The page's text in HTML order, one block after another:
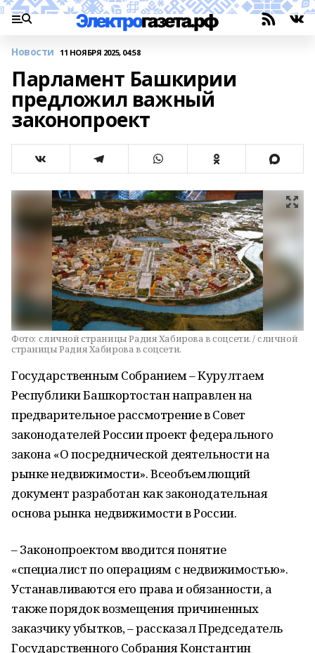
Новости 11 НОЯБРЯ 2025, 04:58
Парламент Башкирии
предложил важный
законопроект
Фото: c личной страницы Радия Хабирова в соцсети. / c личной
страницы Радия Хабирова в соцсети.
Государственным Собранием – Курултаем
Республики Башкортостан направлен на
предварительное рассмотрение в Совет
законодателей России проект федерального
закона «О посреднической деятельности на
рынке недвижимости». Всеобъемлющий
документ разработан как законодательная
основа рынка недвижимости в России.
– Законопроектом вводится понятие
«специалист по операциям с недвижимостью».
Устанавливаются его права и обязанности, а
также порядок возмещения причиненных
заказчику убытков, – рассказал Председатель
Государственного Собрания Константин